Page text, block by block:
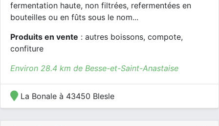
fermentation haute, non filtrées, refermentées en
bouteilles ou en fûts sous le nom...
Produits en vente : autres boissons, compote,
confiture
Environ 28.4 km de Besse-et-Saint-Anastaise
La Bonale à 43450 Blesle